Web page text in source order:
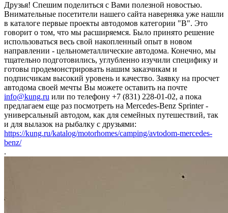
Друзья! Спешим поделиться с Вами полезной новостью.
Внимательные посетители нашего сайта наверняка уже нашли
в каталоге первые проекты автодомов категории "B". Это
говорит о том, что мы расширяемся. Было принято решение
использоваться весь свой накопленный опыт в новом
направлении - цельнометаллические автодома. Конечно, мы
тщательно подготовились, углубленно изучили специфику и
готовы продемонстрировать нашим заказчикам и
подписчикам высокий уровень и качество. Заявку на просчет
автодома своей мечты Вы можете оставить на почте
info@kung.ru или по телефону +7 (831) 228-01-02, а пока
предлагаем еще раз посмотреть на Mercedes-Benz Sprinter -
универсальный автодом, как для семейных путешествий, так
и для вылазок на рыбалку с друзьями:
https://kung.ru/katalog/motorhomes/camping/avtodom-mercedes-
benz/
.